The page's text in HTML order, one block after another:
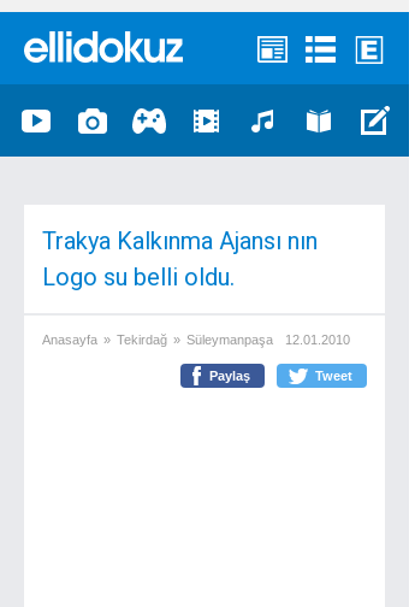
Trakya Kalkınma Ajansı nın
Logo su belli oldu.
Anasayfa » Tekirdağ » Süleymanpaşa 12.01.2010
Paylaş Tweet